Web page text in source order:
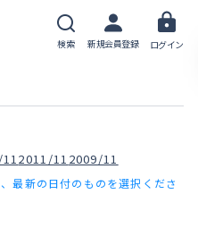
検索 新規会員登録 ログイン
2011/11 2009/11
最新の日付のものを選択くださ